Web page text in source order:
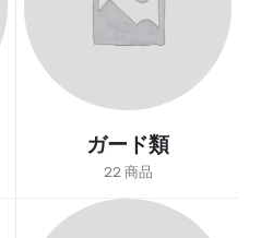
ガード類
22商品